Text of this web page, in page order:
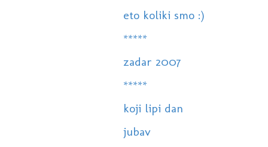
eto koliki smo :)
*****
zadar 2007
*****
koji lipi dan
jubav